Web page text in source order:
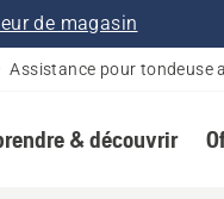
de magasin
Assistance pour tondeuse
& découvrir